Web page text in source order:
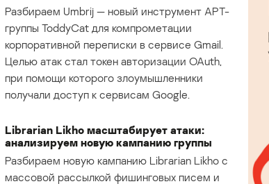
Разбираем Umbrij — новый инструмент APT-
группы ToddyCat для компрометации
корпоративной переписки в сервисе Gmail.
Целью атак стал токен авторизации OAuth,
при помощи которого злоумышленники
получали доступ к сервисам Google.
Librarian Likho масштабирует атаки:
анализируем новую кампанию группы
Разбираем новую кампанию Librarian Likho с
массовой рассылкой фишинговых писем и